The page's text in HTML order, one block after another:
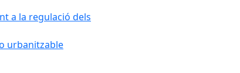
a la regulació dels
urbanitzable